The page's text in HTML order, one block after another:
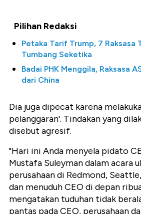
Pilihan Redaksi
Petaka Tarif Trump, 7 Raksasa
Tumbang Seketika
Badai PHK Menggila, Raksasa
dari China
Dia juga dipecat karena
pelanggaran'. Tindakan yang
disebut agresif.
"Hari ini Anda menyela pidato
Mustafa Suleyman dalam acara
perusahaan di Redmond,
dan menuduh CEO di depan
mengatakan tuduhan tidak
pantas pada CEO, perusahaan